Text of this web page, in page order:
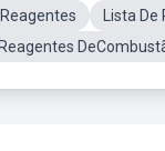
Lista